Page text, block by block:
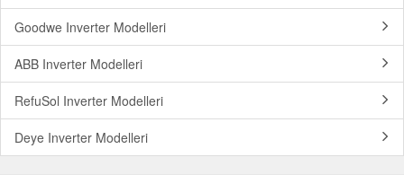
Goodwe Inverter Modelleri
ABB Inverter Modelleri
RefuSol Inverter Modelleri
Deye Inverter Modelleri